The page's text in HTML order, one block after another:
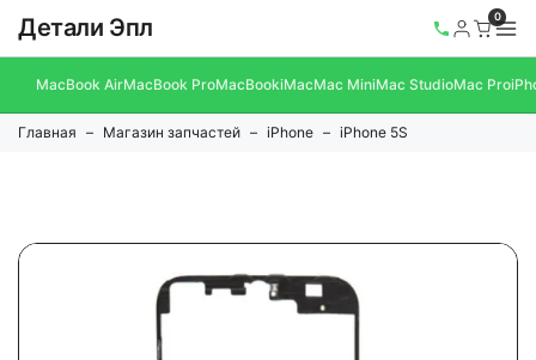
Детали Эпл 0
MacBook AirMacBook ProMacBookiMacMac MiniMac StudioMac Pro
Главная Магазин запчастей iPhone iPhone 5S